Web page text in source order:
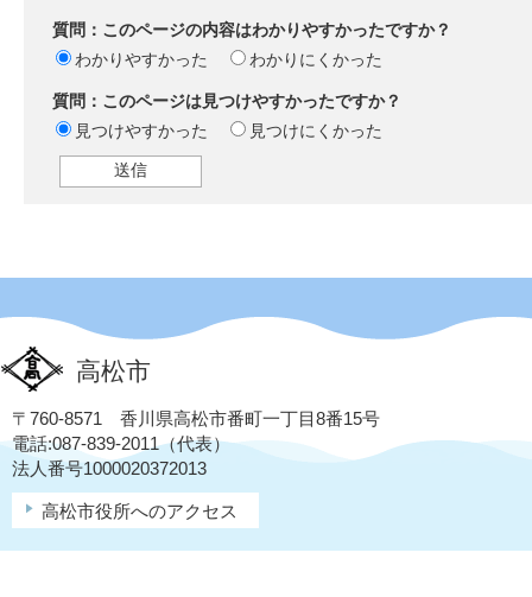
質問：このページの内容はわかりやすかったですか？
わかりやすかった
わかりにくかった
質問：このページは見つけやすかったですか？
見つけやすかった
見つけにくかった
高松市
〒760-8571 香川県高松市番町一丁目8番15号
電話:087-839-2011（代表）
法人番号1000020372013
高松市役所へのアクセス